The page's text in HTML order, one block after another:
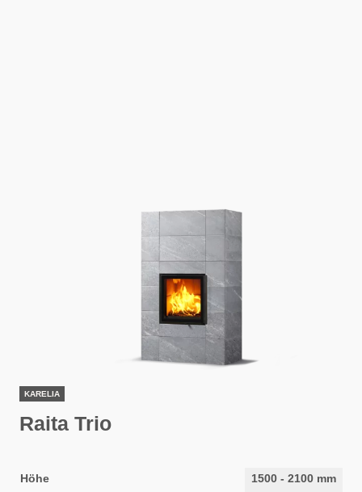
KARELIA
Raita Trio
Höhe 1500 - 2100 mm